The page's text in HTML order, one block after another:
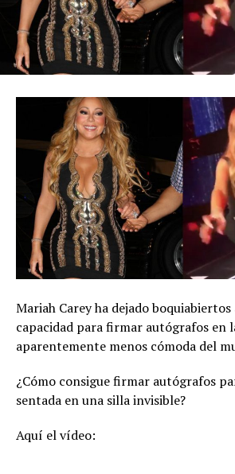
Mariah Carey ha dejado
capacidad para firmar autógrafos en
aparentemente menos cómoda del
¿Cómo consigue firmar autógrafos
sentada en una silla invisible?
Aquí el vídeo: